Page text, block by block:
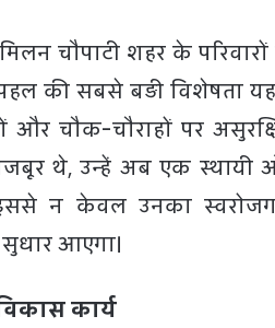
चौपाटी शहर के
की सबसे बड़ी विशेषता
चौक-चौराहों पर
थे, उन्हें अब एक स्थायी
न केवल उनका
आएगा।
कार्य